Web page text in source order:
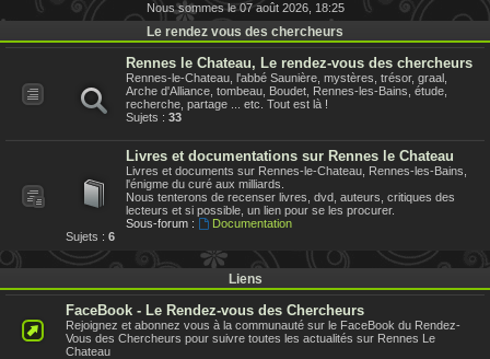
Nous sommes le 07 août 2026, 18:25
Le rendez vous des chercheurs
Rennes le Chateau, Le rendez-vous des chercheurs
Rennes-le-Chateau, l'abbé Saunière, mystères, trésor, graal,
Arche d'Alliance, tombeau, Boudet, Rennes-les-Bains, étude,
recherche, partage ... etc. Tout est là !
Sujets : 33
Livres et documentations sur Rennes le Chateau
Livres et documents sur Rennes-le-Chateau, Rennes-les-Bains,
l'énigme du curé aux milliards.
Nous tenterons de recenser livres, dvd, auteurs, critiques des
lecteurs et si possible, un lien pour se les procurer.
Sous-forum :
Documentation
Sujets : 6
Liens
FaceBook - Le Rendez-vous des Chercheurs
Rejoignez et abonnez vous à la communauté sur le FaceBook du Rendez-
Vous des Chercheurs pour suivre toutes les actualités sur Rennes Le
Chateau